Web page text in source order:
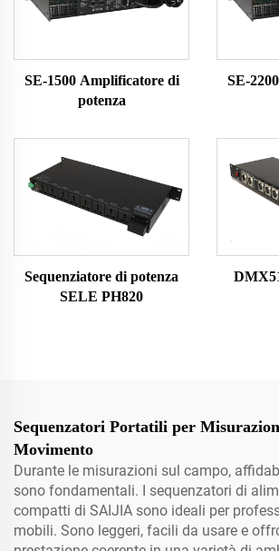
SE-1500 Amplificatore di
potenza
SE-
Sequenziatore di potenza
SELE PH820
Sequenzatori Portatili per
Movimento
Durante le misurazioni sul campo,
sono fondamentali. I sequenzatori di
compatti di SAIJIA sono ideali per
mobili. Sono leggeri, facili da usare e